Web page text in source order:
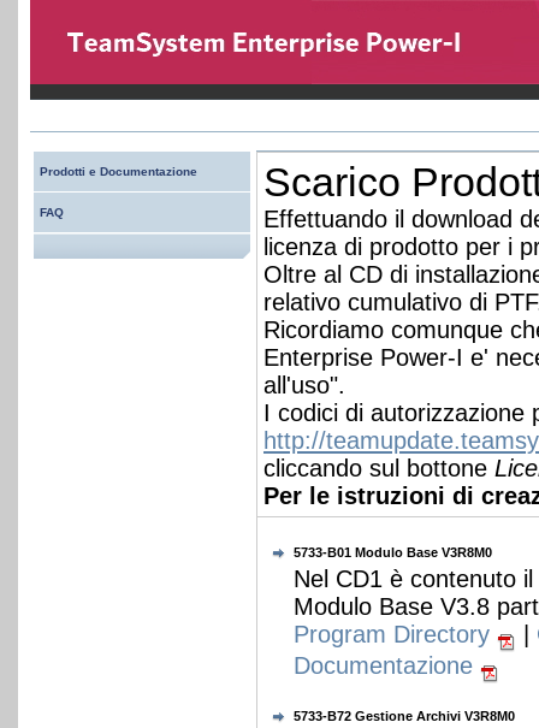
Prodotti e Documentazione
FAQ
Scarico
Effettuando il download
licenza di prodotto per i
Oltre al CD di
relativo cumulativo di
Ricordiamo comunque
Enterprise Power-I e'
all'uso".
I codici di autorizzazione
http://
cliccando sul bottone
Per le istruzioni di
5733-B01 Modulo Base V3R8M0
Nel CD1 è contenuto
Modulo Base V3.8
Program Directory
Documentazione
5733-B72 Gestione Archivi V3R8M0